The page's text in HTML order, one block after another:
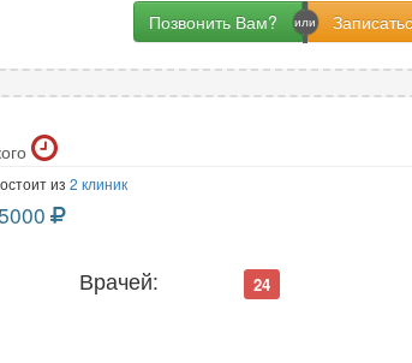
Позвонить Вам?
из 2 клиник
Врачей: 24